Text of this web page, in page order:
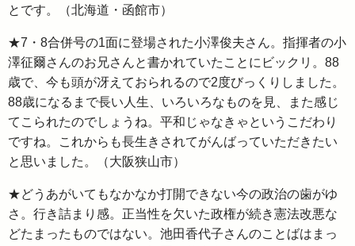
とです。（北海道・函館市）
★7・8合併号の1面に登場された小澤俊夫さん。指揮者の小
澤征爾さんのお兄さんと書かれていたことにビックリ。88
歳で、今も頭が冴えておられるので2度びっくりしました。
88歳になるまで長い人生、いろいろなものを見、また感じ
てこられたのでしょうね。平和じゃなきゃというこだわり
ですね。これからも長生きされてがんばっていただきたい
と思いました。（大阪狭山市）
★どうあがいてもなかなか打開できない今の政治の歯がゆ
さ。行き詰まり感。正当性を欠いた政権が続き憲法改悪な
どたまったものではない。池田香代子さんのことばはまっ